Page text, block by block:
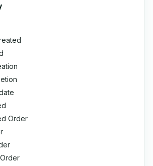
Order